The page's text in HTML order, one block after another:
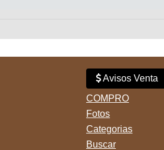
Avisos Venta
COMPRO
Fotos
Categorias
Buscar